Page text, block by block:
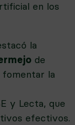
en los
la
de
fomentar la
y Lecta, que
efectivos.